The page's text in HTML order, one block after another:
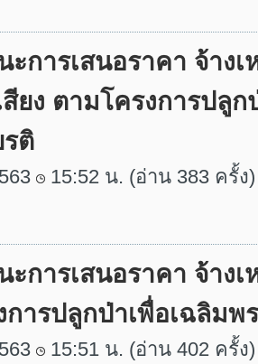
ะการเสนอราคา จ้าง
ยง ตามโครงการปลูก
รติ
15:52 น. (อ่าน 383 ครั้ง)
ะการเสนอราคา จ้าง
ารปลูกป่าเพื่อเฉลิมพ
15:51 น. (อ่าน 402 ครั้ง)